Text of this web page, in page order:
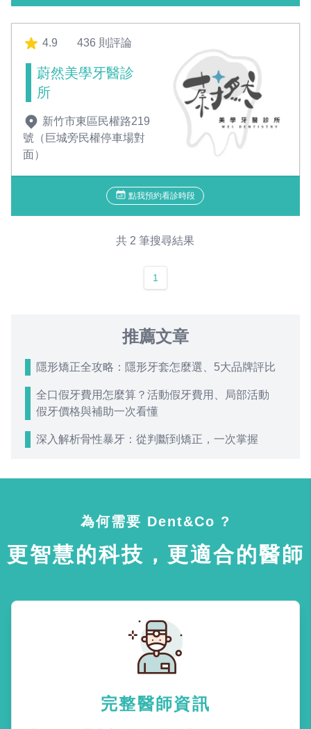
4.9 436 則評論
蔚然美學牙醫診
所
新竹市東區民權路219
號（巨城旁民權停車場對
面）
點我預約看診時段
共 2 筆搜尋結果
1
推薦文章
隱形矯正全攻略：隱形牙套怎麼選、5大品牌評比
全口假牙費用怎麼算？活動假牙費用、局部活動
假牙價格與補助一次看懂
深入解析骨性暴牙：從判斷到矯正，一次掌握
為何需要 Dent&Co ?
更智慧的科技，更適合的醫師
完整醫師資訊